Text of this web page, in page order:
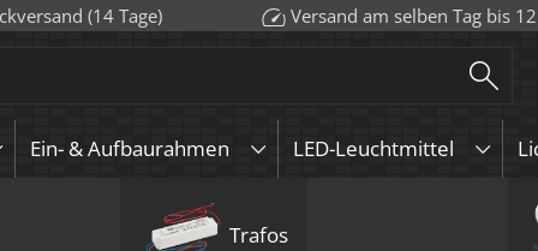
(14 Tage) Versand am selben Tag bis
Aufbauleuchten
Wandleuchten
Ein- & Aufbaurahmen
Pendelleuchten
LED-Leuchtmittel
GU10 GU5.3 /
KNX
Aufbauleuchten LED-
Trafos